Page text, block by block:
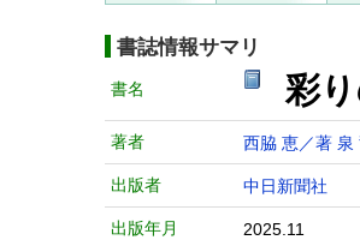
書誌情報サマリ
書名 彩
著者 西脇 恵／著 泉
出版者 中日新聞社
出版年月 2025.11